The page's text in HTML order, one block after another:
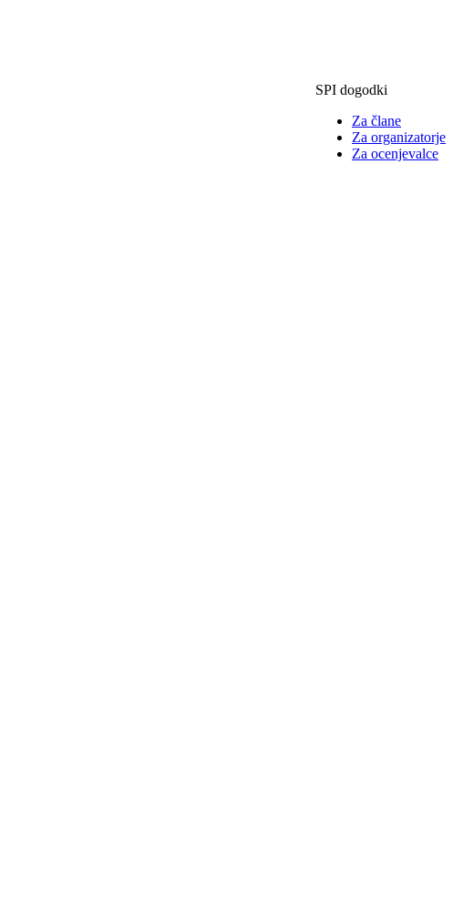
SPI dogodki
Za člane
Za organizatorje
Za ocenjevalce